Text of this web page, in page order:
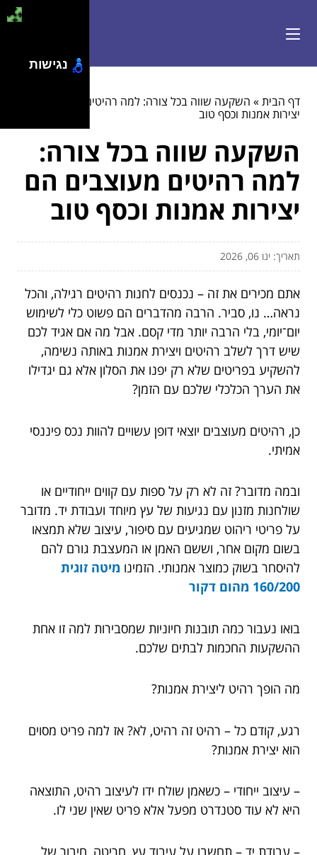
דף הבית» השקעה שווה בכל צורה: למה רהיטים מעוצבים הם
יצירות אמנות וכסף טוב
השקעה שווה בכל צורה:
למה רהיטים מעוצבים הם
יצירות אמנות וכסף טוב
תאריך: ינו 06, 2026
אתם מכירים את זה – נכנסים לחנות רהיטים רגילה, והכל
נראה… נו, סביר. הרבה מהדברים הם פשוט כלי לשימוש
יום־יומי, בלי הרבה יותר מדי קסם. אבל מה אם אגיד לכם
שיש דרך לשלב רהיטים ויצירת אמנות באותה נשימה,
להשקיע בפריטים שלא רק יפנו את הסלון אלא גם יגדילו
את הערך הכלכלי שלכם עם הזמן?
כן, רהיטים מעוצבים יוצאי דופן עשויים להוות נכס פיננסי
אמיתי.
ובמה מדובר? זה לא רק על ספות עם קווים ייחודיים או
שולחנות מזנון עם נגיעות של עץ מיוחד ועבודת יד. מדובר
על פריטי ריהוט שמגיעים עם סיפור, עיצוב שלא תמצאו
בשום מקום אחר, וששם האמן או המעצבת גורם להם
להיסחר בשוק כמוצר אמנותי. הזמינו מיטה זוגית
160/200 מהום דקור
בואו נעבור כמה תובנות חיוניות שמסבירות למה זו אחת
ההשקעות החכמות לבתים שלכם.
מה הופך רהיט ליצירת אמנות?
רגע, קודם כל – רהיט זה רהיט, לא? אז למה פריט מסוים
הוא יצירת אמנות?
– עיצוב ייחודי – כשאמן שולח ידו לעיצוב רהיט, התוצאה
היא לא עוד סטנדרט מפעל אלא פריט שאין שני לו.
– עבודת יד – תחשבו על עיבוד עץ, חריטה, חיבור של
נגישות